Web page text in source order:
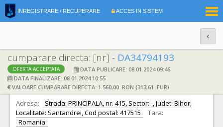
INREGISTRARE / RECUPERARE ACCES IN SISTEM
cumparare directa: [nr] - DA34794193
OFERTA ACCEPTATA
DATA PUBLICARE: 08.01.2024 09:46
DATA FINALIZARE: 08.01.2024 10:55
VALOARE CUMPARARE DIRECTA: 1.560,00 RON (313,61 EUR)
DATE IDENTIFICARE OFERTANT
Ofertant: S.C. INSTAL CASA S.R.L. CIF: 14666999
Adresa:
Strada: PRINCIPALA, nr. 415, Sector: -, Judet: Bihor,
Localitate: Santandrei, Cod postal: 417515
Tara:
Romania